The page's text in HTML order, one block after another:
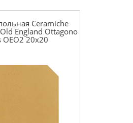
Ceramiche
England Ottagono
OEO2 20x20